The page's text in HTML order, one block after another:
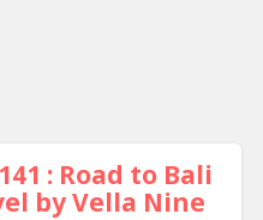
: Road to Bali
by Vella Nine